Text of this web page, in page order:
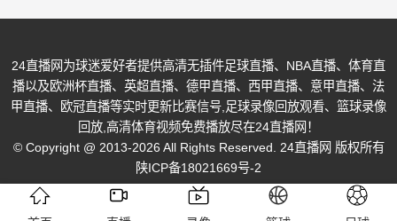
24直播网为球迷爱好者提供高清无插件足球直播、NBA直播、体育直
播以及欧洲杯直播、英超直播、德甲直播、西甲直播、意甲直播、法
甲直播、欧冠直播等实时更新比赛信号,足球录像回放观看、篮球录像
回放,高清体育视频免费播放尽在24直播网！
© Copyright @ 2013-2026 All Rights Reserved. 24直播网 版权所有
陕ICP备18021669号-2